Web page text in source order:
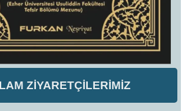
ZİYARETÇİLERİMİZ